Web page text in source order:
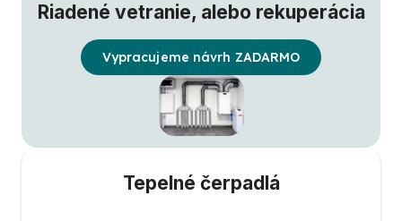
Riadené vetranie, alebo rekuperácia
Vypracujeme návrh ZADARMO
Tepelné čerpadlá